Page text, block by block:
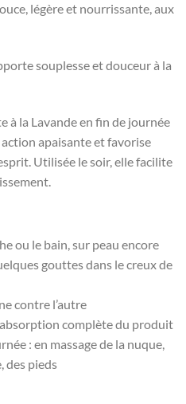
légère et nourrissante, aux
souplesse et douceur à la
à la Lavande en fin de journée
apaisante et favorise
Utilisée le soir, elle facilite
ou le bain, sur peau encore
gouttes dans le creux de
contre l’autre
complète du produit
: en massage de la nuque,
des pieds